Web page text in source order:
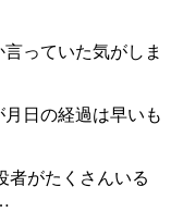
っていた気がしま
日の経過は早いも
者がたくさんいる